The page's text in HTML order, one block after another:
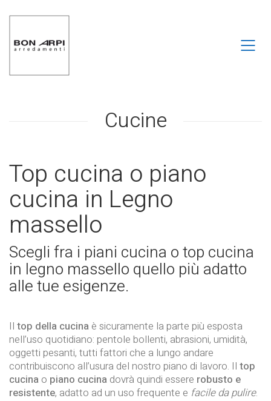
Cucine
Top cucina o piano
cucina in Legno
massello
Scegli fra i piani cucina o top cucina
in legno massello quello più adatto
alle tue esigenze.
Il top della cucina è sicuramente la parte più esposta
nell’uso quotidiano: pentole bollenti, abrasioni, umidità,
oggetti pesanti, tutti fattori che a lungo andare
contribuiscono all’usura del nostro piano di lavoro. Il top
cucina o piano cucina dovrà quindi essere robusto e
resistente, adatto ad un uso frequente e facile da pulire.